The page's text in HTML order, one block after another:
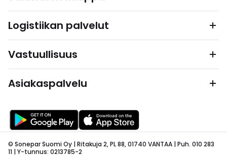
Logistiikan palvelut
Vastuullisuus
Asiakaspalvelu
© Sonepar Suomi Oy | Ritakuja 2, PL 88, 01740 VANTAA | Puh. 010 283
11 | Y-tunnus: 0213785-2